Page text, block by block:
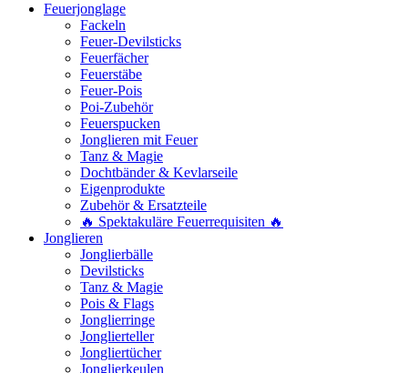
Feuerjonglage
Fackeln
Feuer-Devilsticks
Feuerfächer
Feuerstäbe
Feuer-Pois
Poi-Zubehör
Feuerspucken
Jonglieren mit Feuer
Tanz & Magie
Dochtbänder & Kevlarseile
Eigenprodukte
Zubehör & Ersatzteile
🔥 Spektakuläre Feuerrequisiten 🔥
Jonglieren
Jonglierbälle
Devilsticks
Tanz & Magie
Pois & Flags
Jonglierringe
Jonglierteller
Jongliertücher
Jonglierkeulen